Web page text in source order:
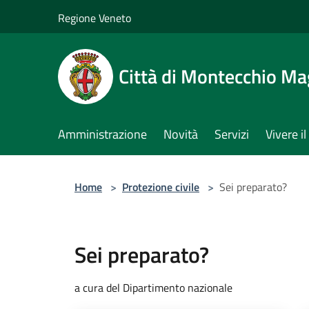
Regione Veneto
Città di Montecchio
Amministrazione Novità Servizi Vivere
Home > Protezione civile > Sei preparato?
Sei preparato?
a cura del Dipartimento nazionale